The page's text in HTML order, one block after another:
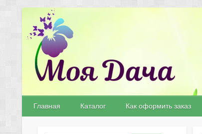
Главная Каталог Как оформить заказ